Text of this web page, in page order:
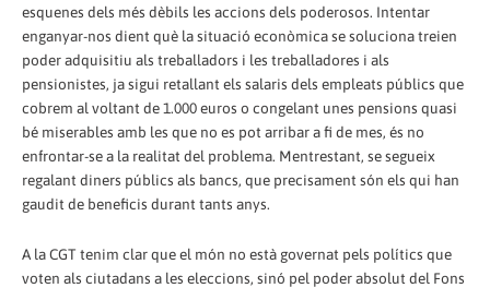
esquenes dels més dèbils les accions dels poderosos. Intentar
enganyar-nos dient què la situació econòmica se soluciona treien
poder adquisitiu als treballadors i les treballadores i als
pensionistes, ja sigui retallant els salaris dels empleats públics que
cobrem al voltant de 1.000 euros o congelant unes pensions quasi
bé miserables amb les que no es pot arribar a fi de mes, és no
enfrontar-se a la realitat del problema. Mentrestant, se segueix
regalant diners públics als bancs, que precisament són els qui han
gaudit de beneficis durant tants anys.
A la CGT tenim clar que el món no està governat pels polítics que
voten als ciutadans a les eleccions, sinó pel poder absolut del Fons